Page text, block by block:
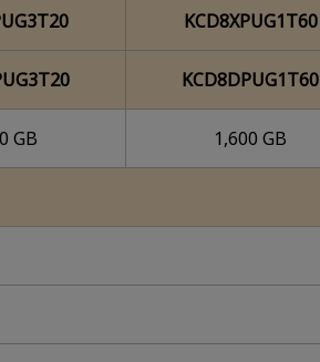
KCD8XPUG1T60
KCD8DPUG1T60
GB 1,600 GB